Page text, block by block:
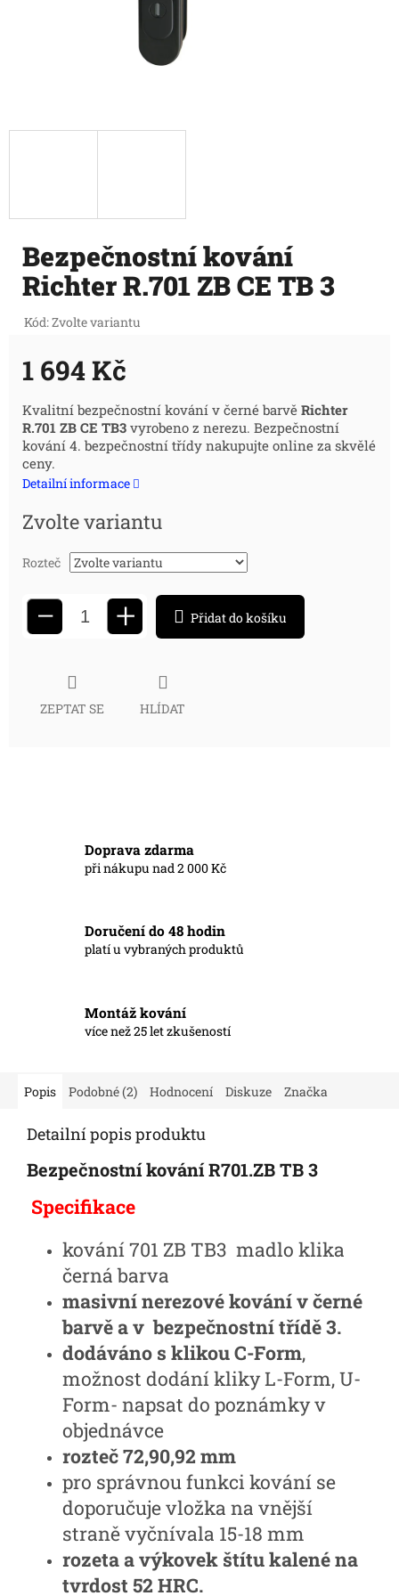
Bezpečnostní kování
Richter R.701 ZB CE TB 3
Kód:Zvolte variantu
1 694 Kč
Měrná
cena:
Kvalitní bezpečnostní kování v černé barvě Richter
R.701 ZB CE TB3 vyrobeno z nerezu. Bezpečnostní
kování 4. bezpečnostní třídy nakupujte online za skvělé
ceny.
Detailní informace
Zvolte variantu
Rozteč
− + Přidat do košíku
ZEPTAT SE HLÍDAT
Doprava zdarma
při nákupu nad 2 000 Kč
Doručení do 48 hodin
platí u vybraných produktů
Montáž kování
více než 25 let zkušeností
Popis Podobné (2) Hodnocení Diskuze Značka
Detailní popis produktu
Bezpečnostní kování R701.ZB TB 3
Specifikace
kování 701 ZB TB3 madlo klika
černá barva
masivní nerezové kování v černé
barvě a v bezpečnostní třídě 3.
dodáváno s klikou C-Form,
možnost dodání kliky L-Form, U-
Form- napsat do poznámky v
objednávce
rozteč 72,90,92 mm
pro správnou funkci kování se
doporučuje vložka na vnější
straně vyčnívala 15-18 mm
rozeta a výkovek štítu kalené na
tvrdost 52 HRC.